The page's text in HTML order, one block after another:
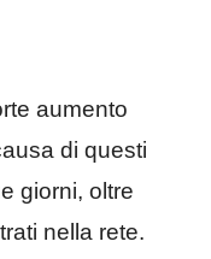
aumento
di questi
giorni, oltre
nella rete.